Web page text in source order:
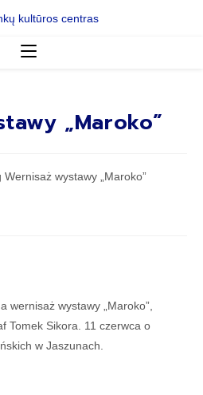
„Maroko”
wernisaż wystawy „Maroko”,
Tomek Sikora. 11 czerwca o
w Jaszunach.